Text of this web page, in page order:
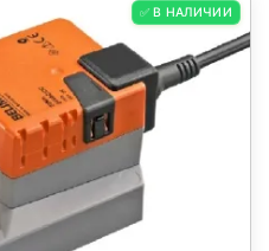
✅ В НАЛИЧИИ